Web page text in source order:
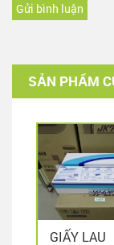
Gửi bình luận
SẢN PHẨM
GIẤY LAU